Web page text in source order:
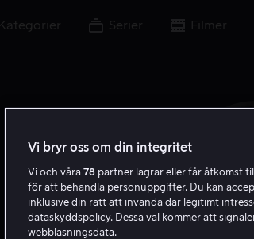
Kategorier Serier Filmer
Vi bryr oss om din integritet
Vi och våra 78 partner lagrar eller får åtkomst
för att behandla personuppgifter. Du kan
inklusive din rätt att invända där legitimt
dataskyddspolicy. Dessa val kommer att
webbläsningsdata.